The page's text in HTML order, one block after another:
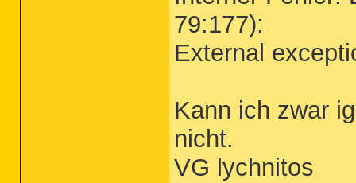
79:177):
External
Kann ich zwar
nicht.
VG lychnitos